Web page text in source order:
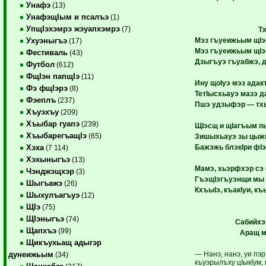
Унафэ (13)
УнафэщIым и псалъэ (1)
УпщIэхэмрэ жэуапхэмрэ (7)
Ухуэныгъэ (17)
Фестиваль (43)
Футбол (612)
ФщIэн папщIэ (11)
Фэ фщIэрэ (8)
Фэеплъ (237)
Хъуэхъу (209)
Хъыбар гуапэ (239)
ХъыбарегъащIэ (65)
Хэха (7 114)
Хэхыныгъэ (13)
Чэнджэщхэр (3)
Шыгъажэ (26)
Шыхулъагъуэ (12)
ЩIэ (75)
ЩIэныгъэ (74)
Щапхъэ (99)
Щикъухьащ адыгэр
дунеижьым (34)
Мэз гъуеижьым
Мэз гъуеижьым
Дзыгъуэ гъуабжэ,
Ину щоIуэ мэз
ТетIысхьауэ мазэ
Пшэ удзыфэр —
ЩIэсщ и щIагъым
Зишыхьауэ зы
Бажэжь блэкIри
Мамэ, хьэрфхэр сэ
ГъэщIэгъуэнщи мы
КхъыIэ, къакIуи,
Аращ
— Нанэ, нанэ, уи
къуэрылъху цIыкIум,